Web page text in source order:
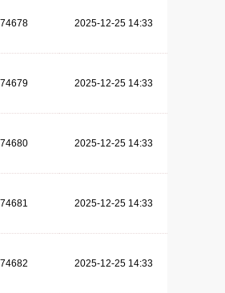
2025-12-25 14:33
2025-12-25 14:33
2025-12-25 14:33
2025-12-25 14:33
2025-12-25 14:33